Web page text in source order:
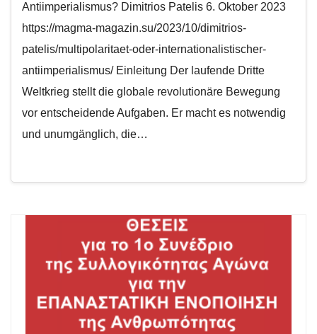
Antiimperialismus? Dimitrios Patelis 6. Oktober 2023
https://magma-magazin.su/2023/10/dimitrios-
patelis/multipolaritaet-oder-internationalistischer-
antiimperialismus/ Einleitung Der laufende Dritte
Weltkrieg stellt die globale revolutionäre Bewegung
vor entscheidende Aufgaben. Er macht es notwendig
und unumgänglich, die…